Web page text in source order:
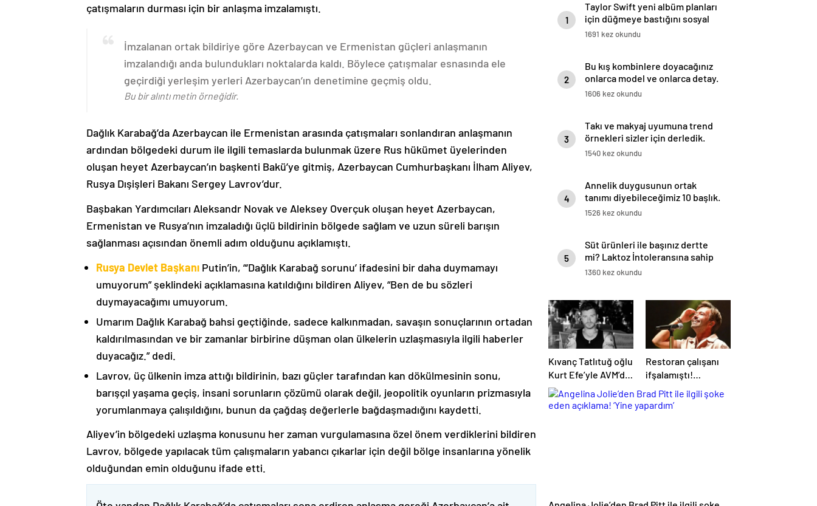
çatışmaların durması için bir anlaşma imzalamıştı.
İmzalanan ortak bildiriye göre Azerbaycan ve Ermenistan güçleri anlaşmanın
imzalandığı anda bulundukları noktalarda kaldı. Böylece çatışmalar esnasında ele
geçirdiği yerleşim yerleri Azerbaycan’ın denetimine geçmiş oldu.
Bu bir alıntı metin örneğidir.
Dağlık Karabağ’da Azerbaycan ile Ermenistan arasında çatışmaları sonlandıran anlaşmanın
ardından bölgedeki durum ile ilgili temaslarda bulunmak üzere Rus hükümet üyelerinden
oluşan heyet Azerbaycan’ın başkenti Bakü’ye gitmiş, Azerbaycan Cumhurbaşkanı İlham Aliyev,
Rusya Dışişleri Bakanı Sergey Lavrov’dur.
Başbakan Yardımcıları Aleksandr Novak ve Aleksey Overçuk oluşan heyet Azerbaycan,
Ermenistan ve Rusya’nın imzaladığı üçlü bildirinin bölgede sağlam ve uzun süreli barışın
sağlanması açısından önemli adım olduğunu açıklamıştı.
Rusya Devlet Başkanı Putin’in, “‘Dağlık Karabağ sorunu’ ifadesini bir daha duymamayı
umuyorum” şeklindeki açıklamasına katıldığını bildiren Aliyev, “Ben de bu sözleri
duymayacağımı umuyorum.
Umarım Dağlık Karabağ bahsi geçtiğinde, sadece kalkınmadan, savaşın sonuçlarının ortadan
kaldırılmasından ve bir zamanlar birbirine düşman olan ülkelerin uzlaşmasıyla ilgili haberler
duyacağız.” dedi.
Lavrov, üç ülkenin imza attığı bildirinin, bazı güçler tarafından kan dökülmesinin sonu,
barışçıl yaşama geçiş, insani sorunların çözümü olarak değil, jeopolitik oyunların prizmasıyla
yorumlanmaya çalışıldığını, bunun da çağdaş değerlerle bağdaşmadığını kaydetti.
Aliyev’in bölgedeki uzlaşma konusunu her zaman vurgulamasına özel önem verdiklerini bildiren
Lavrov, bölgede yapılacak tüm çalışmaların yabancı çıkarlar için değil bölge insanlarına yönelik
olduğundan emin olduğunu ifade etti.
1
Taylor Swift yeni albüm planları
için düğmeye bastığını sosyal
medyadan duyurdu!
1691 kez okundu
2
Bu kış kombinlere doyacağınız
onlarca model ve onlarca detay.
1606 kez okundu
3
Takı ve makyaj uyumuna trend
örnekleri sizler için derledik.
1540 kez okundu
4
Annelik duygusunun ortak
tanımı diyebileceğimiz 10 başlık.
1526 kez okundu
5
Süt ürünleri ile başınız dertte
mi? Laktoz İntoleransına sahip
olabilirsiniz!
1360 kez okundu
Kıvanç Tatlıtuğ oğlu
Kurt Efe’yle AVM’de
görüntülendi!
“Birlikte geçirdiğimi
her an..”
Restoran çalışanı
ifşalamıştı!
Yalın’dan ‘maden
suyu için beni